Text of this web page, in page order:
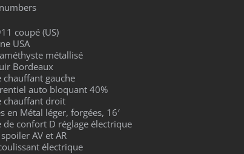
coupé (US)
USA
métallisé
Bordeaux
chauffant gauche
auto bloquant 40%
chauffant droit
en Métal léger, forgées, 16′
de confort D réglage électrique
AV et AR
électrique